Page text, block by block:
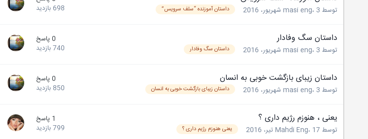
توسط masi eng، 3 شهریور، 2016 داستان آموزنده “سلف سرویس”
698 بازدید
داستان سگ وفادار
توسط masi eng، 3 شهریور، 2016 داستان سگ وفادار
0 پاسخ
740 بازدید
داستان زیبای بازگشت خوبی به انسان
توسط masi eng، 3 شهریور، 2016 داستان زیبای بازگشت خوبی به انسان
0 پاسخ
850 بازدید
یعنی ، هنوزم رژیم داری ؟
توسط Mahdi Eng، 17 تیر، 2016 یعنی هنوزم رژیم داری ؟
1 پاسخ
799 بازدید